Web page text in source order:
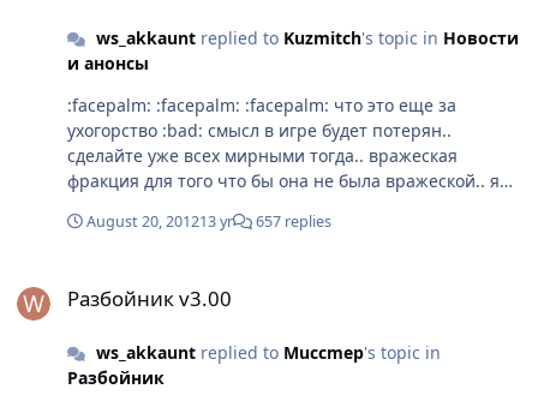
ws_akkauntreplied to Kuzmitch's topic in Новости
и анонсы
:facepalm: :facepalm: :facepalm: что это еще за
ухогорство :bad: смысл в игре будет потерян..
сделайте уже всех мирными тогда.. вражеская
фракция для того что бы она не была вражеской.. я
August 20, 201213 yr 657 replies
Разбойник v3.00
ws_akkauntreplied to Muccmep's topic in
Разбойник